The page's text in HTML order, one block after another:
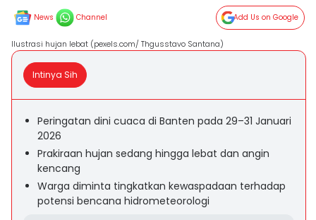
News Channel Add Us on Google
Ilustrasi hujan lebat (pexels.com/ Thgusstavo Santana)
Intinya Sih
Peringatan dini cuaca di Banten pada 29–31 Januari
2026
Prakiraan hujan sedang hingga lebat dan angin
kencang
Warga diminta tingkatkan kewaspadaan terhadap
potensi bencana hidrometeorologi